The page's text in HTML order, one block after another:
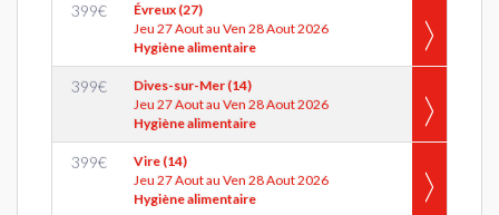
399€
Évreux (27)
Jeu 27 Aout au Ven 28 Aout 2026
Hygiène alimentaire
399€
Dives-sur-Mer (14)
Jeu 27 Aout au Ven 28 Aout 2026
Hygiène alimentaire
399€
Vire (14)
Jeu 27 Aout au Ven 28 Aout 2026
Hygiène alimentaire